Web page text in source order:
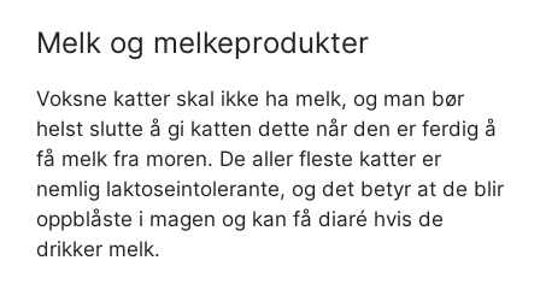
Melk og melkeprodukter
Voksne katter skal ikke ha melk, og man bør
helst slutte å gi katten dette når den er ferdig å
få melk fra moren. De aller fleste katter er
nemlig laktoseintolerante, og det betyr at de blir
oppblåste i magen og kan få diaré hvis de
drikker melk.